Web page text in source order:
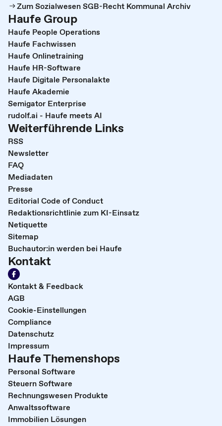
Zum Sozialwesen SGB-Recht Kommunal Archiv
Haufe Group
Haufe People Operations
Haufe Fachwissen
Haufe Onlinetraining
Haufe HR-Software
Haufe Digitale Personalakte
Haufe Akademie
Semigator Enterprise
rudolf.ai - Haufe meets AI
Weiterführende Links
RSS
Newsletter
FAQ
Mediadaten
Presse
Editorial Code of Conduct
Redaktionsrichtlinie zum KI-Einsatz
Netiquette
Sitemap
Buchautor:in werden bei Haufe
Kontakt
Kontakt & Feedback
AGB
Cookie-Einstellungen
Compliance
Datenschutz
Impressum
Haufe Themenshops
Personal Software
Steuern Software
Rechnungswesen Produkte
Anwaltssoftware
Immobilien Lösungen